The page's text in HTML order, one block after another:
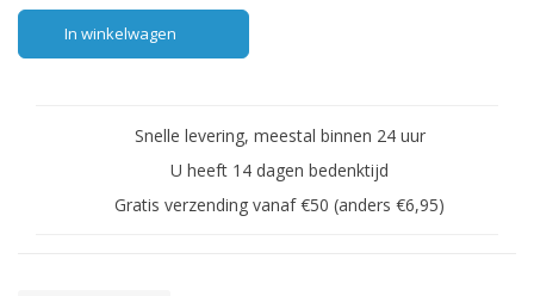
In winkelwagen
Snelle levering, meestal binnen 24 uur
U heeft 14 dagen bedenktijd
Gratis verzending vanaf €50 (anders €6,95)